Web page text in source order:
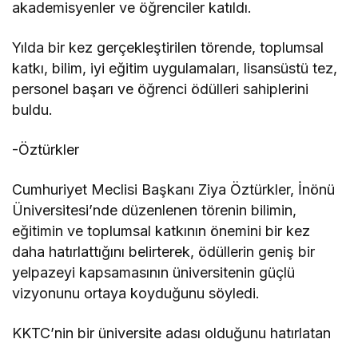
akademisyenler ve öğrenciler katıldı.
Yılda bir kez gerçekleştirilen törende, toplumsal
katkı, bilim, iyi eğitim uygulamaları, lisansüstü tez,
personel başarı ve öğrenci ödülleri sahiplerini
buldu.
-Öztürkler
Cumhuriyet Meclisi Başkanı Ziya Öztürkler, İnönü
Üniversitesi’nde düzenlenen törenin bilimin,
eğitimin ve toplumsal katkının önemini bir kez
daha hatırlattığını belirterek, ödüllerin geniş bir
yelpazeyi kapsamasının üniversitenin güçlü
vizyonunu ortaya koyduğunu söyledi.
KKTC’nin bir üniversite adası olduğunu hatırlatan